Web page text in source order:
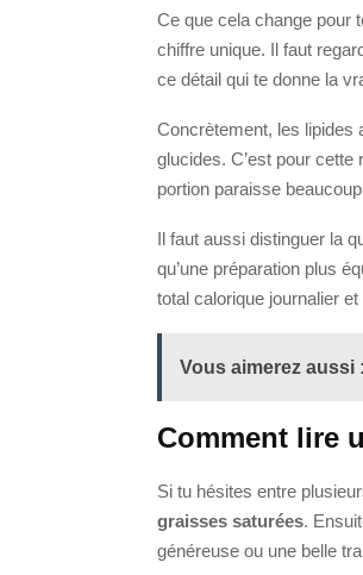
Ce que cela change pour
chiffre unique. Il faut
ce détail qui te donne la
Concrètement, les lipides
glucides. C’est pour cette
portion paraisse
Il faut aussi distinguer la
qu’une préparation plus
total calorique journalier
Vous aimerez aussi :
Comment lire
Si tu hésites entre
graisses saturées.
généreuse ou une belle